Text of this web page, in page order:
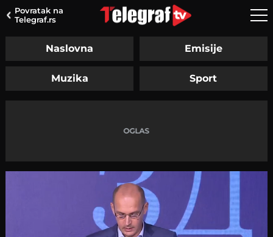
Povratak na
Telegraf.rs
Naslovna Emisije
Muzika Sport